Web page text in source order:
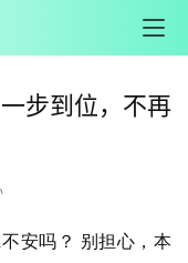
步到位，不再
安吗？ 别担心，本